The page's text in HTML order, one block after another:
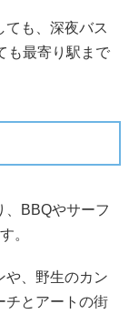
ても、深夜バス
も最寄り駅まで
、BBQやサーフ
。
や、野生のカン
チとアートの街